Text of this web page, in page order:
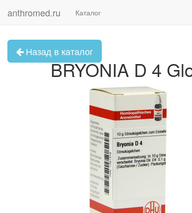
anthromed.ru Каталог
Назад в каталог
BRYONIA D 4